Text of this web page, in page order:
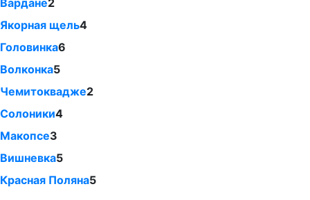
Вардане2
Якорная щель4
Головинка6
Волконка5
Чемитоквадже2
Солоники4
Макопсе3
Вишневка5
Красная Поляна5